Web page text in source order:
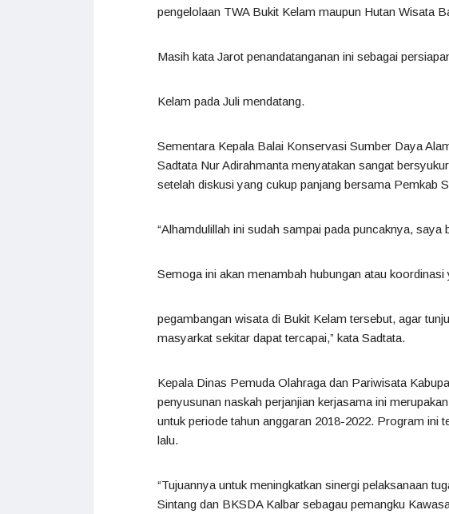
pengelolaan TWA Bukit Kelam maupun Hutan Wisata
Masih kata Jarot penandatanganan ini sebagai
Kelam pada Juli mendatang.
Sementara Kepala Balai Konservasi Sumber Daya
Sadtata Nur Adirahmanta menyatakan sangat
setelah diskusi yang cukup panjang bersama Pemkab
“Alhamdulillah ini sudah sampai pada puncaknya, saya
Semoga ini akan menambah hubungan atau
pegambangan wisata di Bukit Kelam tersebut, agar
masyarkat sekitar dapat tercapai,” kata Sadtata.
Kepala Dinas Pemuda Olahraga dan Pariwisata
penyusunan naskah perjanjian kerjasama ini
untuk periode tahun anggaran 2018-2022. Program ini
lalu.
“Tujuannya untuk meningkatkan sinergi pelaksanaan
Sintang dan BKSDA Kalbar sebagau pemangku